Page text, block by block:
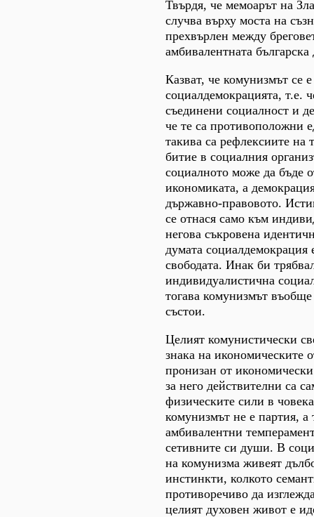
Твърдя, че мемоарът на
случва върху моста на
прехвърлен между
амбивалентната
Казват, че комунизмът се
социалдемокрацията, т.е.
съединени социалност и
че те са противоположни
такива са рефлексиите на
битие в социалния
социалното може да бъде
икономиката, а
държавно-правовото.
се отнася само към
негова съкровена
думата социалдемокрация
свободата. Инак би
индивидуалистична
тогава комунизмът
състои.
Целият комунистически
знака на икономическите
пронизан от
за него действителни са
физическите сили в
комунизмът не е партия,
амбивалентни
сетивните си души. В
на комунизма живеят
инстинкти, колкото
противоречиво да
целият духовен живот е